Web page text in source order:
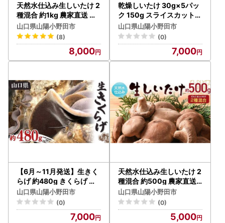
天然水仕込み生しいたけ 2
種混合 約1kg 農家直送 生
しいたけ 椎茸 どんこ 混合
ミックス ご当地 グルメ 食
品 F6L-1072
山口県山陽小野田市
(8)
8,000
乾燥しいたけ 30g×5パッ
ク 150g スライスカット済
み 干ししいたけ 小分け 乾
物 保存食 料理 味噌汁 ご当
地 グルメ 食品 山口県 山陽
山口県山陽小野田市
(0)
7,000
【6月～11月発送】生きく
らげ 約480g きくらげ キ
クラゲ 木耳 料理 ご当地 グ
ルメ 食品 F6L-656
山口県山陽小野田市
(0)
7,000
天然水仕込み生しいたけ 2
種混合 約500g 農家直送
生しいたけ 椎茸 どんこ 混
合 ミックス ご当地 グルメ
食品 1万円以下 F6L-934
山口県山陽小野田市
(0)
5,000